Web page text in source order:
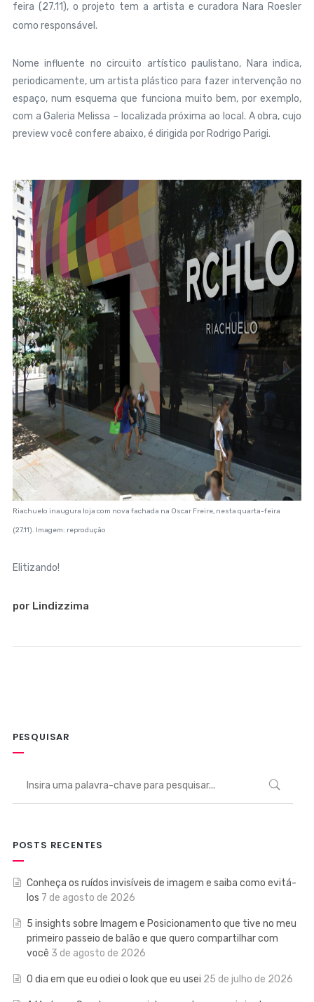
feira (27.11), o projeto tem a artista e curadora Nara Roesler
como responsável.
Nome influente no circuito artístico paulistano, Nara indica,
periodicamente, um artista plástico para fazer intervenção no
espaço, num esquema que funciona muito bem, por exemplo,
com a Galeria Melissa – localizada próxima ao local. A obra, cujo
preview você confere abaixo, é dirigida por Rodrigo Parigi.
Riachuelo inaugura loja com nova fachada na Oscar Freire, nesta quarta-feira
(27.11). Imagem: reprodução
Elitizando!
por Lindizzima
PESQUISAR
POSTS RECENTES
Conheça os ruídos invisíveis de imagem e saiba como evitá-
los 7 de agosto de 2026
5 insights sobre Imagem e Posicionamento que tive no meu
primeiro passeio de balão e que quero compartilhar com
você 3 de agosto de 2026
O dia em que eu odiei o look que eu usei 25 de julho de 2026